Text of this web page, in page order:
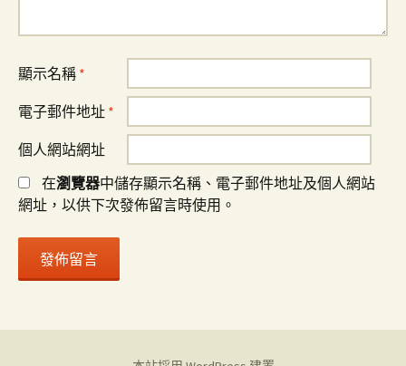
顯示名稱 *
電子郵件地址 *
個人網站網址
在瀏覽器中儲存顯示名稱、電子郵件地址及個人網站
網址，以供下次發佈留言時使用。